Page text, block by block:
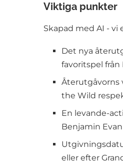
Viktiga punkter
Skapad med AI -
Det nya
favoritspel
Återutgåvorns
the Wild
En levande-
Benjamin
eller efter